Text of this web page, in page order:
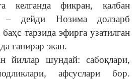
келганда фикран, қалбан
– дейди Нозима долзарб
тарзида эфирга узатилган
гапирар экан.
шундай: сабоқлари,
афсуслари бор.